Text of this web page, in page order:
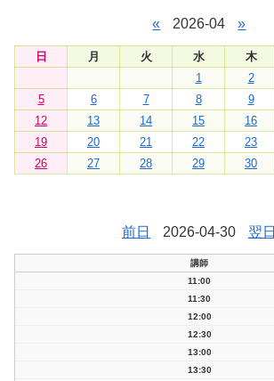
« 2026-04 »
日 月 火 水 木
1
2
5
6 7 8 9
12
13 14 15 16
19
20 21 22 23
26
27 28 29 30
前日 2026-04-30 翌日
講師
11:00
11:30
12:00
12:30
13:00
13:30